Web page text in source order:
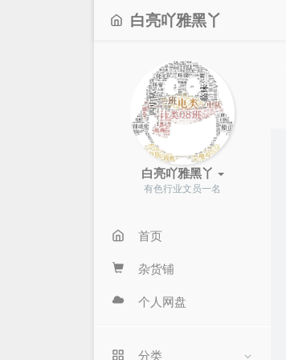
白亮吖雅黑丫
白亮吖雅黑丫
有色行业文员一名
首页
杂货铺
个人网盘
分类